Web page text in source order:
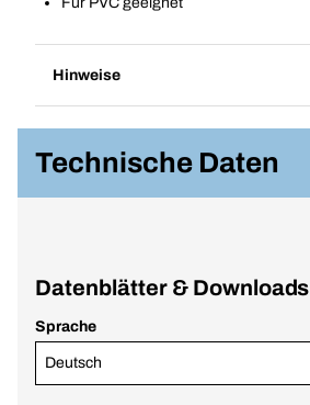
Hinweise
Technische Daten
Datenblätter & Downloads
Sprache
Deutsch